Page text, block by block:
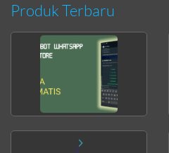
Produk Terbaru